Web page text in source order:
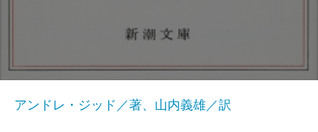
アンドレ・ジッド／著、山内義雄／訳